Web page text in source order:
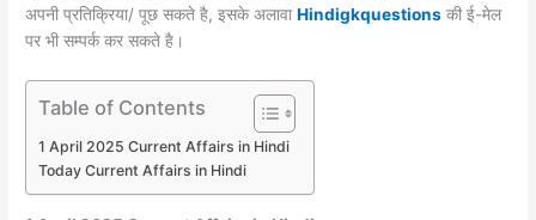
अपनी प्रतिक्रिया/ पूछ सकते है, इसके अलावाHindigkquestions की ई-मेल
पर भी सम्पर्क कर सकते है।
Table of Contents
1 April 2025 Current Affairs in Hindi
Today Current Affairs in Hindi